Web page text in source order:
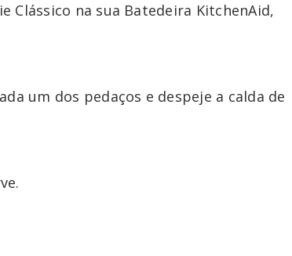
Clássico na sua Batedeira KitchenAid,
um dos pedaços e despeje a calda de